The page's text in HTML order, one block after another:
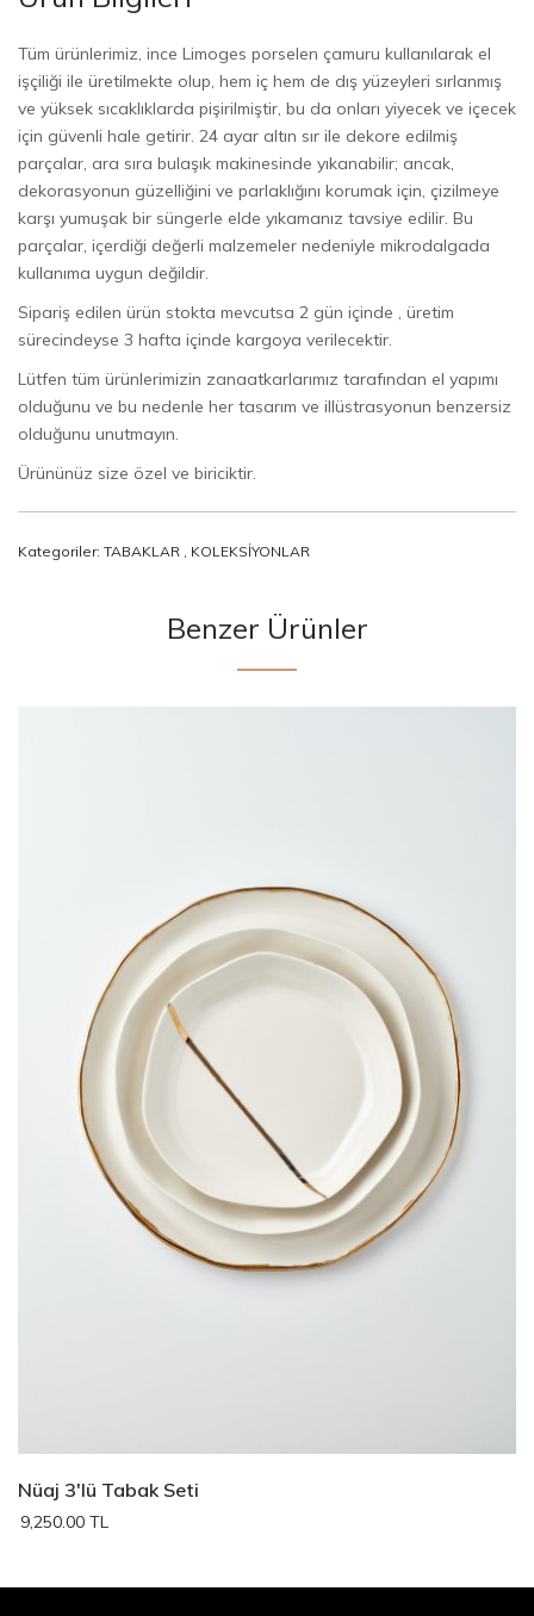
Tüm ürünlerimiz, ince Limoges porselen çamuru kullanılarak el
işçiliği ile üretilmekte olup, hem iç hem de dış yüzeyleri sırlanmış
ve yüksek sıcaklıklarda pişirilmiştir, bu da onları yiyecek ve içecek
için güvenli hale getirir. 24 ayar altın sır ile dekore edilmiş
parçalar, ara sıra bulaşık makinesinde yıkanabilir; ancak,
dekorasyonun güzelliğini ve parlaklığını korumak için, çizilmeye
karşı yumuşak bir süngerle elde yıkamanız tavsiye edilir. Bu
parçalar, içerdiği değerli malzemeler nedeniyle mikrodalgada
kullanıma uygun değildir.
Sipariş edilen ürün stokta mevcutsa 2 gün içinde , üretim
sürecindeyse 3 hafta içinde kargoya verilecektir.
Lütfen tüm ürünlerimizin zanaatkarlarımız tarafından el yapımı
olduğunu ve bu nedenle her tasarım ve illüstrasyonun benzersiz
olduğunu unutmayın.
Ürününüz size özel ve biriciktir.
Kategoriler: TABAKLAR , KOLEKSİYONLAR
Benzer Ürünler
Nüaj 3'lü Tabak Seti
9,250.00 TL